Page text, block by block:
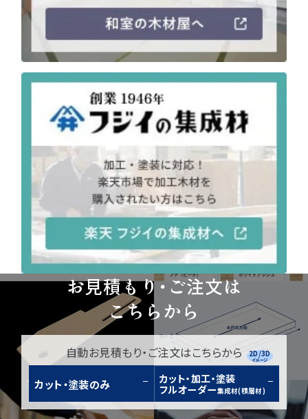
お見積もり・ご注文は
こちらから
自動お見積もり・ご注文はこちらから
カット・塗装のみ
カット・加工・塗装
フルオーダー集成材(積層材)
2D/3D
イメージ